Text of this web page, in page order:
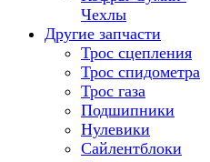
Чехлы
Другие запчасти
Трос сцепления
Трос спидометра
Трос газа
Подшипники
Нулевики
Сайлентблоки